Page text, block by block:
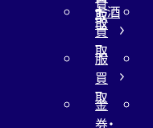
取
取
お酒
買
取
服
買
取
金
券・